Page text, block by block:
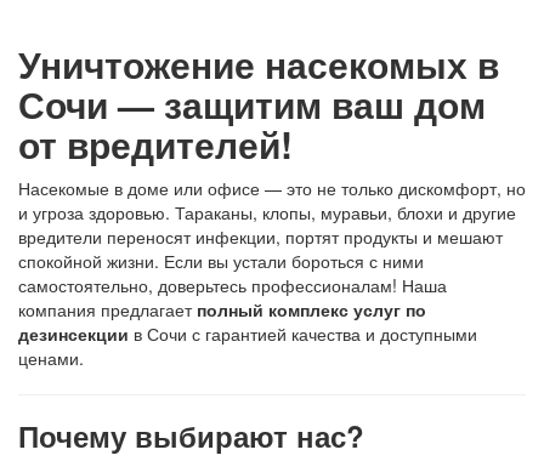
Уничтожение насекомых в
Сочи — защитим ваш дом
от вредителей!
Насекомые в доме или офисе — это не только дискомфорт, но
и угроза здоровью. Тараканы, клопы, муравьи, блохи и другие
вредители переносят инфекции, портят продукты и мешают
спокойной жизни. Если вы устали бороться с ними
самостоятельно, доверьтесь профессионалам! Наша
компания предлагает полный комплекс услуг по
дезинсекции в Сочи с гарантией качества и доступными
ценами.
Почему выбирают нас?